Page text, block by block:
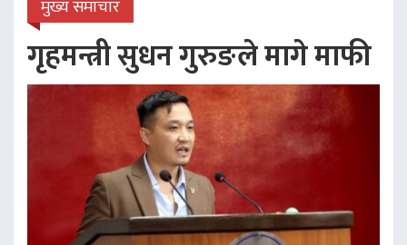
मुख्य समाचार
गृहमन्त्री सुधन गुरुङले मागे माफी